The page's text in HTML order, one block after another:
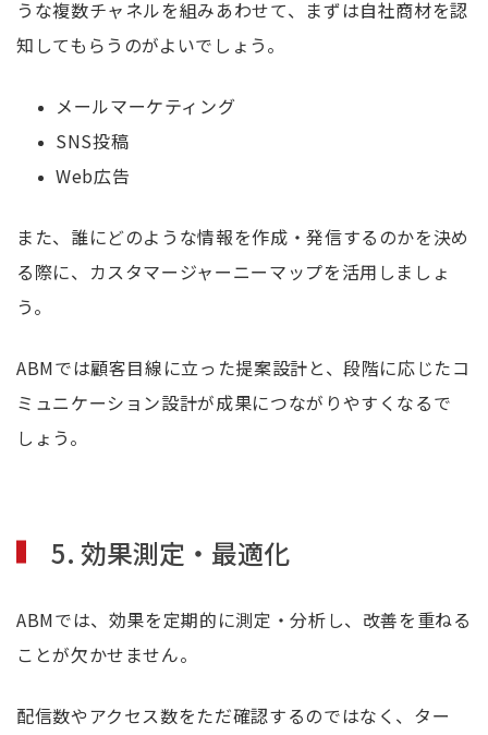
うな複数チャネルを組みあわせて、まずは自社商材を認
知してもらうのがよいでしょう。
メールマーケティング
SNS投稿
Web広告
また、誰にどのような情報を作成・発信するのかを決め
る際に、カスタマージャーニーマップを活用しましょ
う。
ABMでは顧客目線に立った提案設計と、段階に応じたコ
ミュニケーション設計が成果につながりやすくなるで
しょう。
5. 効果測定・最適化
ABMでは、効果を定期的に測定・分析し、改善を重ねる
ことが欠かせません。
配信数やアクセス数をただ確認するのではなく、ター